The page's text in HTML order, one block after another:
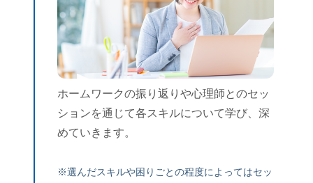
ホームワークの振り返りや心理師とのセッ
ションを通じて各スキルについて学び、深
めていきます。
※選んだスキルや困りごとの程度によってはセッ